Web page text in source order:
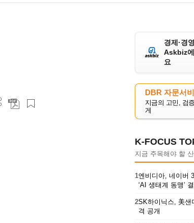
경제·경
Askbiz
요
DBR 자문서
지금의 고민, 검
게
K-FOCUS
지금 주목해야 할
1엔비디아, 네이버
‘AI 생태계 동맹’
2SK하이닉스, 美샌
격 공개